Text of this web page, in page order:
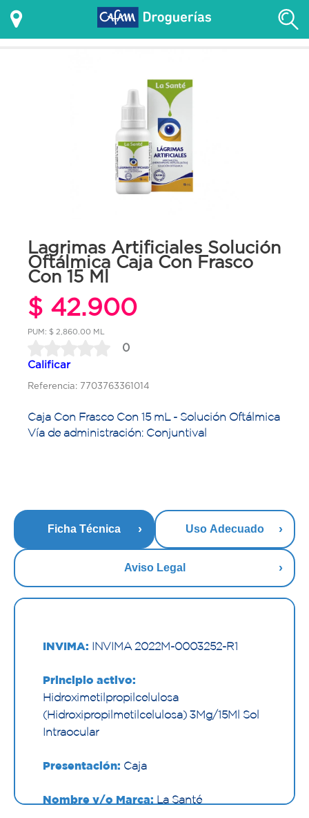
Lagrimas Artificiales Solución
Oftálmica Caja Con Frasco
Con 15 Ml
$ 42.900
PUM: $ 2,860.00 ML
0
Calificar
Referencia: 7703763361014
Caja Con Frasco Con 15 mL - Solución Oftálmica
Vía de administración: Conjuntival
Ficha Técnica Uso Adecuado
Aviso Legal
INVIMA: INVIMA 2022M-0003252-R1
Principio activo:
Hidroximetilpropilcelulosa
(Hidroxipropilmetilcelulosa) 3Mg/15Ml Sol
Intraocular
Presentación: Caja
Nombre y/o Marca: La Santé